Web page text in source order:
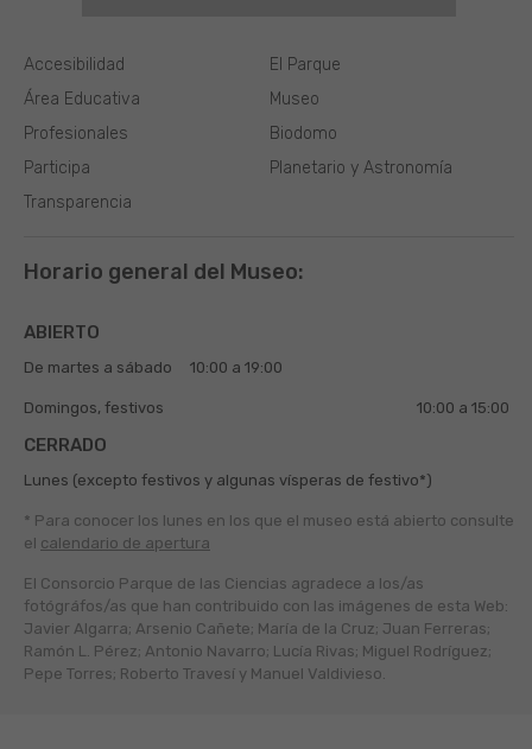
El Parque
Museo
Biodomo
Planetario y Astronomía
Área Educativa
Profesionales
Participa
Transparencia
Accesibilidad
Horario general del Museo:
ABIERTO
De martes a sábado 10:00 a 19:00
Domingos, festivos 10:00 a 15:00
CERRADO
Lunes (excepto festivos y algunas vísperas de festivo*)
* Para conocer los lunes en los que el museo está abierto consulte
el calendario de apertura
El Consorcio Parque de las Ciencias agradece a los/as
fotógráfos/as que han contribuido con las imágenes de esta Web:
Javier Algarra; Arsenio Cañete; María de la Cruz; Juan Ferreras;
Ramón L. Pérez; Antonio Navarro; Lucía Rivas; Miguel Rodríguez;
Pepe Torres; Roberto Travesí y Manuel Valdivieso.